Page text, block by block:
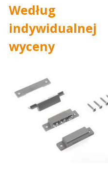
Według
indywidualnej
wyceny